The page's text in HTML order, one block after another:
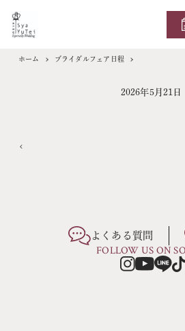
ホーム ブライダルフェア日程
2026年5月21日
よくある質問
FOLLOW US ON